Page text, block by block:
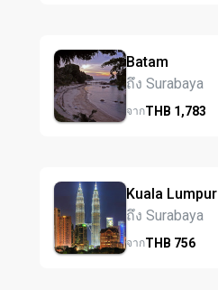
Batam
ถึง Surabaya
จากTHB 1,783
Kuala Lumpur
ถึง Surabaya
จากTHB 756